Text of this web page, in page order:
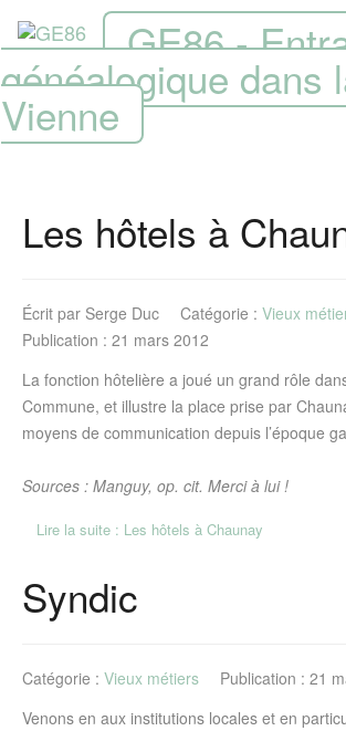
GE86 -
généalogique dans
Vienne
Les hôtels à
Écrit par Serge Duc Catégorie : Vieux
Publication : 21 mars 2012
La fonction hôtelière a joué un grand rôle
Commune, et illustre la place prise par
moyens de communication depuis l’époque
Sources : Manguy, op. cit. Merci à lui !
Lire la suite : Les hôtels à Chaunay
Syndic
Catégorie : Vieux métiers
Publication : 21
Venons en aux institutions locales et en